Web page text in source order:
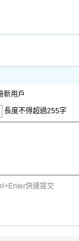
新用戶
長度不得超過255字
快速提交